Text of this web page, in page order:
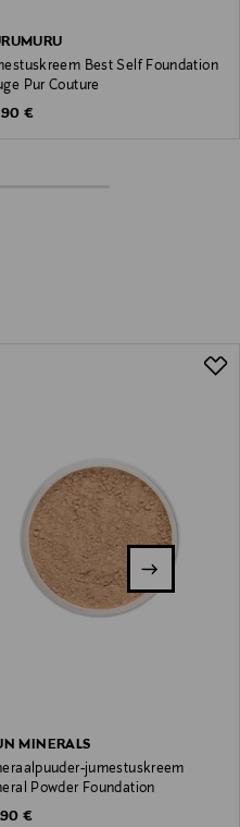
Best Self Foundation
Pur Couture
Price
€
MINERALS
jumestuskreem
Powder Foundation
Price
€